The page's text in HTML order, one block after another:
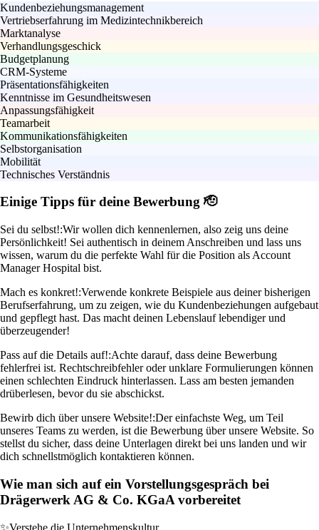
Kundenbeziehungsmanagement
Vertriebserfahrung im Medizintechnikbereich
Marktanalyse
Verhandlungsgeschick
Budgetplanung
CRM-Systeme
Präsentationsfähigkeiten
Kenntnisse im Gesundheitswesen
Anpassungsfähigkeit
Teamarbeit
Kommunikationsfähigkeiten
Selbstorganisation
Mobilität
Technisches Verständnis
Einige Tipps für deine Bewerbung 🫡
Sei du selbst!:Wir wollen dich kennenlernen, also zeig uns deine
Persönlichkeit! Sei authentisch in deinem Anschreiben und lass uns
wissen, warum du die perfekte Wahl für die Position als Account
Manager Hospital bist.
Mach es konkret!:Verwende konkrete Beispiele aus deiner bisherigen
Berufserfahrung, um zu zeigen, wie du Kundenbeziehungen aufgebaut
und gepflegt hast. Das macht deinen Lebenslauf lebendiger und
überzeugender!
Pass auf die Details auf!:Achte darauf, dass deine Bewerbung
fehlerfrei ist. Rechtschreibfehler oder unklare Formulierungen können
einen schlechten Eindruck hinterlassen. Lass am besten jemanden
drüberlesen, bevor du sie abschickst.
Bewirb dich über unsere Website!:Der einfachste Weg, um Teil
unseres Teams zu werden, ist die Bewerbung über unsere Website. So
stellst du sicher, dass deine Unterlagen direkt bei uns landen und wir
dich schnellstmöglich kontaktieren können.
Wie man sich auf ein Vorstellungsgespräch bei
Drägerwerk AG & Co. KGaA vorbereitet
✨Verstehe die Unternehmenskultur